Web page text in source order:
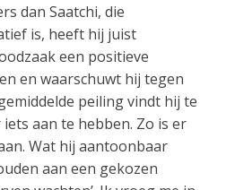
dan Saatchi, die
is, heeft hij juist
een positieve
en waarschuwt hij tegen
peiling vindt hij te
aan te hebben. Zo is er
Wat hij aantoonbaar
aan een gekozen